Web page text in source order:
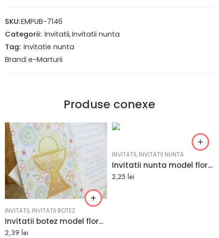
SKU:EMPUB-7146
Categorii: Invitatii,Invitatii nunta
Tag: invitatie nunta
Brand:e-Marturii
Produse conexe
INVITATII, INVITATII BOTEZ
Invitatii botez model floral 16.5 cm x 10.5 cm
2,39 lei
INVITATII, INVITATII NUNTA
Invitatii nunta model floral sub forma de copac si un decupaj 7.8 x 21.4 cm
2,25 lei